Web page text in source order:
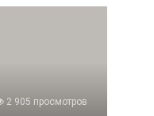
2 905 просмотров